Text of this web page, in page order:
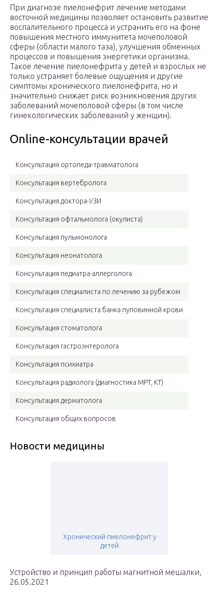
При диагнозе пиелонефрит лечение методами
восточной медицины позволяет остановить развитие
воспалительного процесса и устранить его на фоне
повышения местного иммунитета мочеполовой
сферы (области малого таза), улучшения обменных
процессов и повышения энергетики организма.
Такое лечение пиелонефрита у детей и взрослых не
только устраняет болевые ощущения и другие
симптомы хронического пиелонефрита, но и
значительно снижает риск возникновения других
заболеваний мочеполовой сферы (в том числе
гинекологических заболеваний у женщин).
Online-консультации врачей
Консультация ортопеда-травматолога
Консультация вертебролога
Консультация доктора-УЗИ
Консультация офтальмолога (окулиста)
Консультация пульмонолога
Консультация неонатолога
Консультация педиатра-аллерголога
Консультация специалиста по лечению за рубежом
Консультация специалиста банка пуповинной крови
Консультация стоматолога
Консультация гастроэнтеролога
Консультация психиатра
Консультация радиолога (диагностика МРТ, КТ)
Консультация дерматолога
Консультация общих вопросов
Новости медицины
Хронический пиелонефрит у
детей
Устройство и принцип работы магнитной мешалки,
26.05.2021